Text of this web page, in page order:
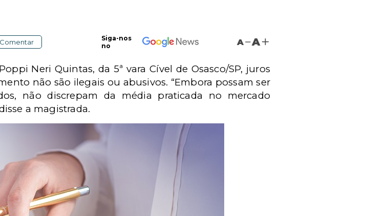
Comentar
Siga-nos
no
A A
Neri Quintas, da 5ª vara Cível de Osasco/SP, juros
não são ilegais ou abusivos. “Embora possam ser
não discrepam da média praticada no mercado
a magistrada.